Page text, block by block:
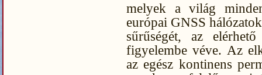
melyek a világ
európai GNSS
sűrűségét, az
figyelembe véve. Az
az egész kontinens